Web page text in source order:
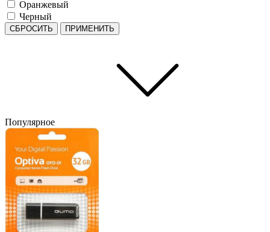
Оранжевый
Черный
СБРОСИТЬ ПРИМЕНИТЬ
Популярное